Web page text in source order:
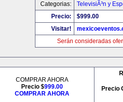
Categorias:
TelevisiÃ³n y
Precio:
$999.00
Visitar!
Serán consideradas
COMPRAR AHORA
Precio $999.00
COMPRAR AHORA
Precio